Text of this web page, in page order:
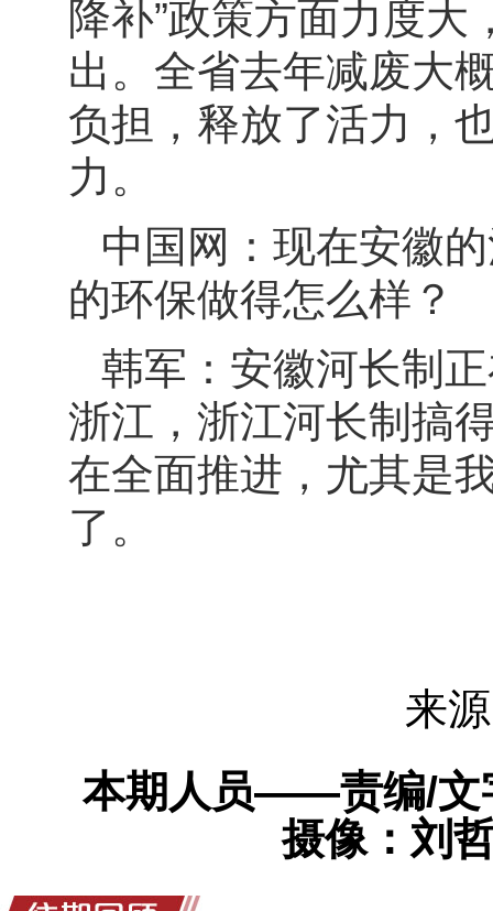
降补”政策方面力度
出。全省去年减废大
负担，释放了活力，
力。
中国网：现在安徽
的环保做得怎么样？
韩军：安徽河长制
浙江，浙江河长制搞
在全面推进，尤其是
了。
来
本期人员——责编/文
摄像：刘